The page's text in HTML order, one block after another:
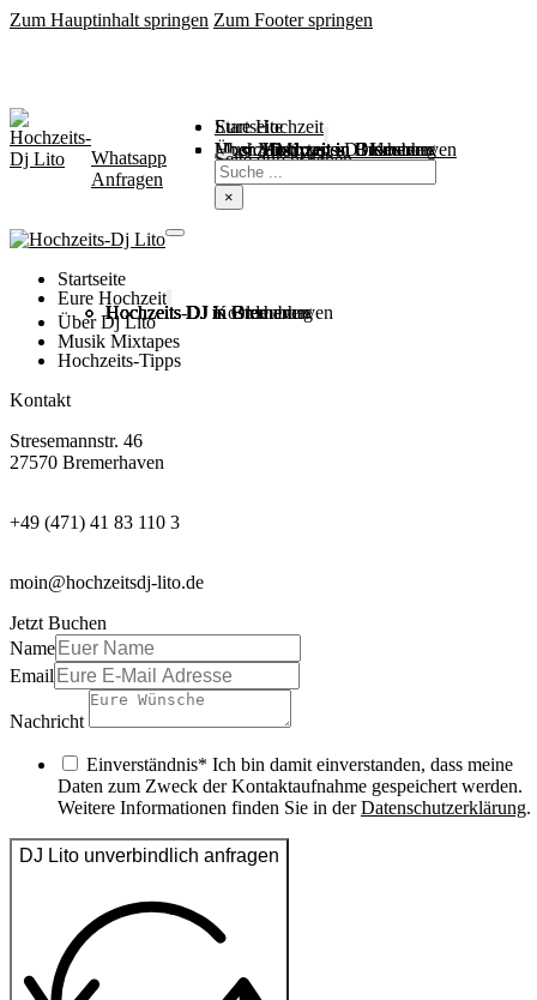
Zum Hauptinhalt springen Zum Footer springen
Startseite
Eure Hochzeit
Hochzeit in Bremen
Hochzeit in Bremerhaven
Hochzeit in Cuxhaven
Hochzeit in Oldenburg
Hochzeits-DJ Kosten
Über Mich
Music / Mixtapes
Hochzeitstipps
Seite durchsuchen
Suchen
×
Whatsapp
Anfragen
Startseite
Eure Hochzeit
Hochzeits DJ in Bremen
Hochzeits DJ in Bremerhaven
Hochzeits DJ in Cuxhaven
Hochzeits DJ in Oldenburg
Hochzeits-DJ Kosten
Über Dj Lito
Musik Mixtapes
Hochzeits-Tipps
Kontakt
Stresemannstr. 46
27570 Bremerhaven
+49 (471) 41 83 110 3
moin@hochzeitsdj-lito.de
Jetzt Buchen
Name
Email
Nachricht
Einverständnis* Ich bin damit einverstanden, dass meine
Daten zum Zweck der Kontaktaufnahme gespeichert werden.
Weitere Informationen finden Sie in derDatenschutzerklärung.
DJ Lito unverbindlich anfragen